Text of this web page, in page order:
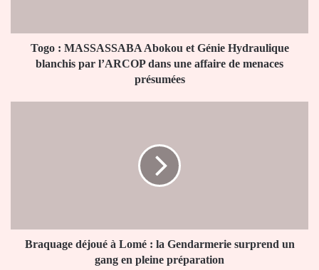
par
l’ARCOPTogo : MASSASSABA Abokou et Génie Hydraulique
blanchis par l’ARCOP dans une affaire de menaces
présumées
un
gangBraquage déjoué à Lomé : la Gendarmerie surprend un
gang en pleine préparation